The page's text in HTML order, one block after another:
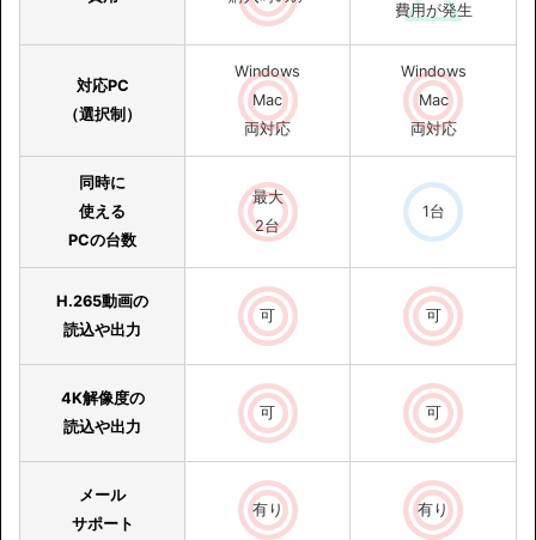
費用が発生
対応PC
（選択制）
Windows
Mac
両対応
Windows
Mac
両対応
同時に
使える
PCの台数
最大
2台
1台
H.265動画の
読込や出力
可 可
4K解像度の
読込や出力
可 可
メール
サポート
有り 有り